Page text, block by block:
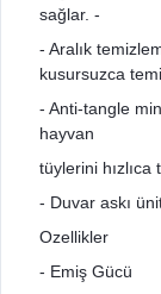
sağlar. -
- Aralık
kusursuzca
- Anti-tangle
hayvan
tüylerini hızlıca
- Duvar askı
Ozellikler
- Emiş Gücü